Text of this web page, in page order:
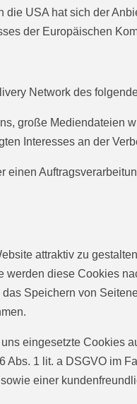
die USA hat sich der
der Europäischen
Network des
große Mediendateien
Interesses an der
einen
attraktiv zu
werden diese Cookies
Speichern von
eingesetzte Cookies
Abs. 1 lit. a DSGVO im
einer